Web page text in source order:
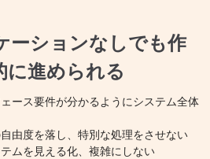
ーションなしでも作
に進められる
ース要件が分かるようにシステム全体
由度を落し、特別な処理をさせない
ムを見える化、複雑にしない